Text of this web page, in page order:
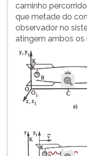
caminho
que metade do
observador no
atingem ambos os